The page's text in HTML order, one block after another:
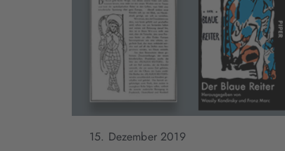
15. Dezember 2019